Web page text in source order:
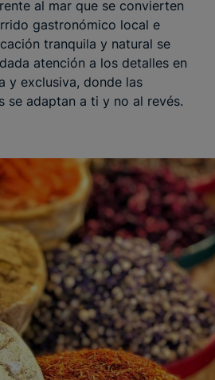
al mar que se convierten
gastronómico local e
tranquila y natural se
atención a los detalles en
y exclusiva, donde las
se adaptan a ti y no al revés.